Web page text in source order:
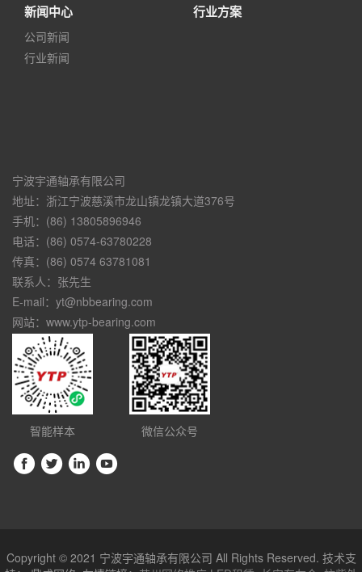
新闻中心
公司新闻
行业新闻
行业方案
宁波宇通轴承有限公司
地址：浙江宁波慈溪市龙山镇龙镇大道376号
手机：(86) 13805896946
电话：(86) 0574-63780228
传真：(86) 0574 63781081
联系人：张先生
E-mail：yt@nbbearing.com
网站：www.ytp-bearing.com
智能样本 微信公众号
Copyright © 2021 宁波宇通轴承有限公司 All Rights Reserved. 技术支